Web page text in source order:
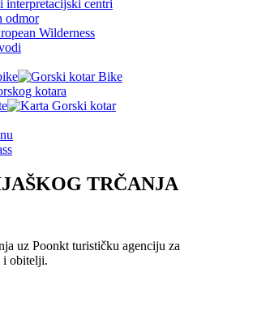
interpretacijski centri
odmor
Wilderness
kotara
TRČANJA
uz Poonkt turističku agenciju za
i obitelji.